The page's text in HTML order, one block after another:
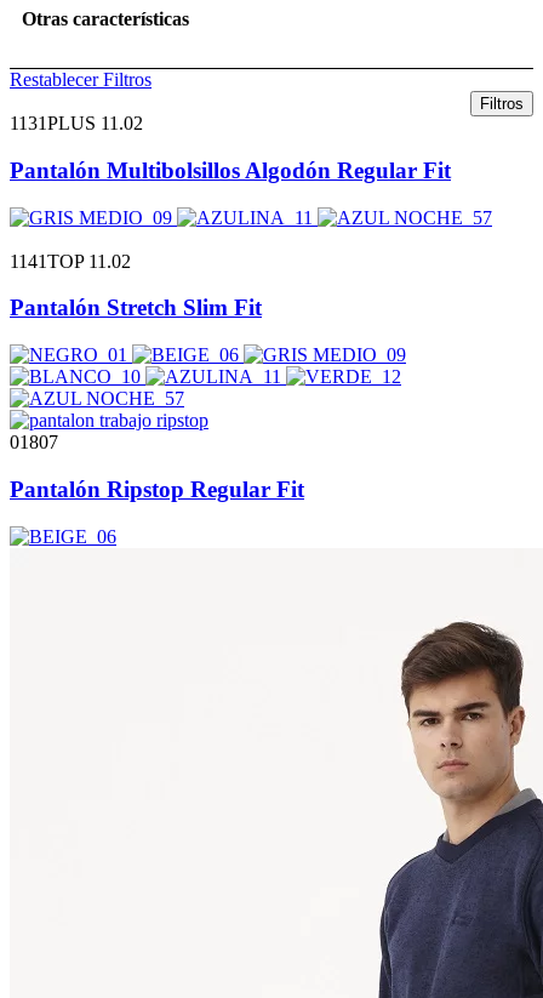
Otras características
Restablecer Filtros
Filtros
1131PLUS 11.02
Pantalón Multibolsillos Algodón Regular Fit
1141TOP 11.02
Pantalón Stretch Slim Fit
01807
Pantalón Ripstop Regular Fit